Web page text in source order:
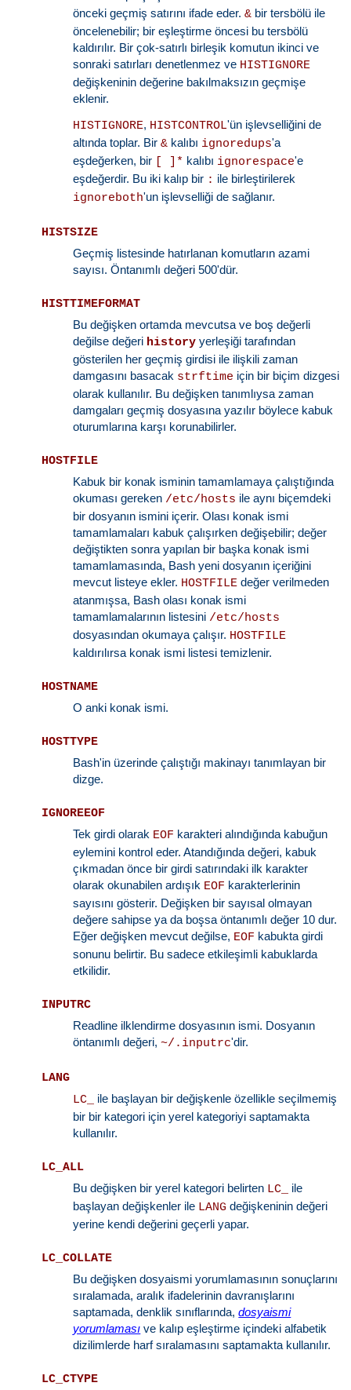
önceki geçmiş satırını ifade eder.& bir tersbölü ile
öncelenebilir; bir eşleştirme öncesi bu tersbölü
kaldırılır. Bir çok-satırlı birleşik komutun ikinci ve
sonraki satırları denetlenmez ve HISTIGNORE
değişkeninin değerine bakılmaksızın geçmişe
eklenir.
HISTIGNORE, HISTCONTROL'ün işlevselliğini de
altında toplar. Bir& kalıbı ignoredups'a
eşdeğerken, bir
[ ]* kalıbı ignorespace'e
eşdeğerdir. Bu iki kalıp bir : ile birleştirilerek
ignoreboth'un işlevselliği de sağlanır.
HISTSIZE
Geçmiş listesinde hatırlanan komutların azami
sayısı. Öntanımlı değeri 500'dür.
HISTTIMEFORMAT
Bu değişken ortamda mevcutsa ve boş değerli
değilse değeri history yerleşiği tarafından
gösterilen her geçmiş girdisi ile ilişkili zaman
damgasını basacak strftime için bir biçim dizgesi
olarak kullanılır. Bu değişken tanımlıysa zaman
damgaları geçmiş dosyasına yazılır böylece kabuk
oturumlarına karşı korunabilirler.
HOSTFILE
Kabuk bir konak isminin tamamlamaya çalıştığında
okuması gereken /etc/hosts ile aynı biçemdeki
bir dosyanın ismini içerir. Olası konak ismi
tamamlamaları kabuk çalışırken değişebilir; değer
değiştikten sonra yapılan bir başka konak ismi
tamamlamasında, Bash yeni dosyanın içeriğini
mevcut listeye ekler. HOSTFILE değer verilmeden
atanmışsa, Bash olası konak ismi
tamamlamalarının listesini /etc/hosts
dosyasından okumaya çalışır. HOSTFILE
kaldırılırsa konak ismi listesi temizlenir.
HOSTNAME
O anki konak ismi.
HOSTTYPE
Bash'in üzerinde çalıştığı makinayı tanımlayan bir
dizge.
IGNOREEOF
Tek girdi olarak EOF karakteri alındığında kabuğun
eylemini kontrol eder. Atandığında değeri, kabuk
çıkmadan önce bir girdi satırındaki ilk karakter
olarak okunabilen ardışık EOF karakterlerinin
sayısını gösterir. Değişken bir sayısal olmayan
değere sahipse ya da boşsa öntanımlı değer 10 dur.
Eğer değişken mevcut değilse, EOF kabukta girdi
sonunu belirtir. Bu sadece etkileşimli kabuklarda
etkilidir.
INPUTRC
Readline ilklendirme dosyasının ismi. Dosyanın
öntanımlı değeri,~/.inputrc'dir.
LANG
LC_
ile başlayan bir değişkenle özellikle seçilmemiş
bir bir kategori için yerel kategoriyi saptamakta
kullanılır.
LC_ALL
Bu değişken bir yerel kategori belirten LC_
ile
başlayan değişkenler ile LANG değişkeninin değeri
yerine kendi değerini geçerli yapar.
LC_COLLATE
Bu değişken dosyaismi yorumlamasının sonuçlarını
sıralamada, aralık ifadelerinin davranışlarını
saptamada, denklik sınıflarında,dosyaismi
yorumlaması ve kalıp eşleştirme içindeki alfabetik
dizilimlerde harf sıralamasını saptamakta kullanılır.
LC_CTYPE